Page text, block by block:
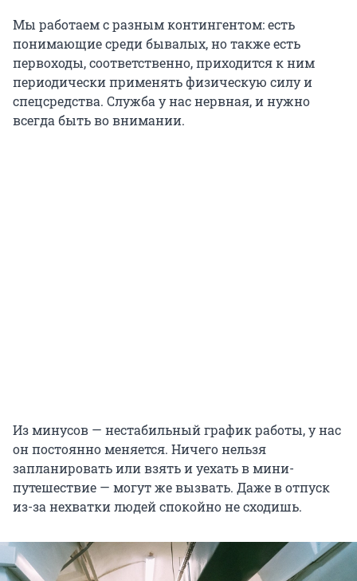
Мы работаем с разным контингентом: есть
понимающие среди бывалых, но также есть
первоходы, соответственно, приходится к ним
периодически применять физическую силу и
спецсредства. Служба у нас нервная, и нужно
всегда быть во внимании.
Из минусов — нестабильный график работы, у нас
он постоянно меняется. Ничего нельзя
запланировать или взять и уехать в мини-
путешествие — могут же вызвать. Даже в отпуск
из-за нехватки людей спокойно не сходишь.